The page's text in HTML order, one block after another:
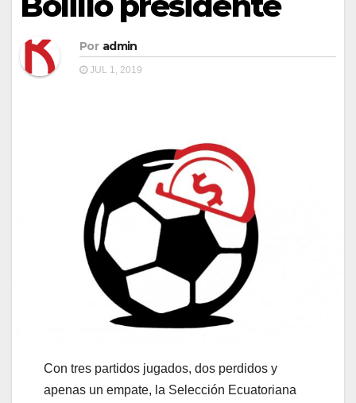
Por admin
JUL 1, 2019
Con tres partidos jugados, dos perdidos y
apenas un empate, la Selección Ecuatoriana